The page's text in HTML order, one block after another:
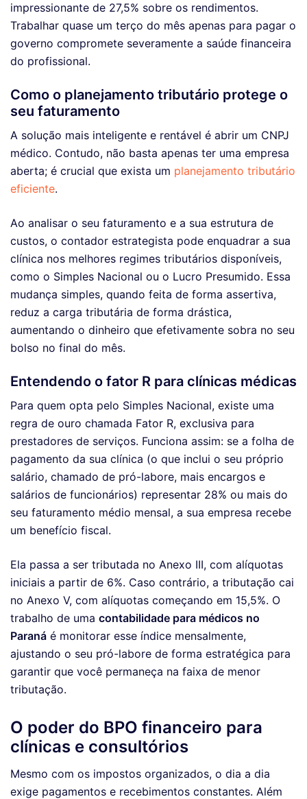
impressionante de 27,5% sobre os rendimentos.
Trabalhar quase um terço do mês apenas para pagar o
governo compromete severamente a saúde financeira
do profissional.
Como o planejamento tributário protege o
seu faturamento
A solução mais inteligente e rentável é abrir um CNPJ
médico. Contudo, não basta apenas ter uma empresa
aberta; é crucial que exista um planejamento tributário
eficiente.
Ao analisar o seu faturamento e a sua estrutura de
custos, o contador estrategista pode enquadrar a sua
clínica nos melhores regimes tributários disponíveis,
como o Simples Nacional ou o Lucro Presumido. Essa
mudança simples, quando feita de forma assertiva,
reduz a carga tributária de forma drástica,
aumentando o dinheiro que efetivamente sobra no seu
bolso no final do mês.
Entendendo o fator R para clínicas médicas
Para quem opta pelo Simples Nacional, existe uma
regra de ouro chamada Fator R, exclusiva para
prestadores de serviços. Funciona assim: se a folha de
pagamento da sua clínica (o que inclui o seu próprio
salário, chamado de pró-labore, mais encargos e
salários de funcionários) representar 28% ou mais do
seu faturamento médio mensal, a sua empresa recebe
um benefício fiscal.
Ela passa a ser tributada no Anexo III, com alíquotas
iniciais a partir de 6%. Caso contrário, a tributação cai
no Anexo V, com alíquotas começando em 15,5%. O
trabalho de uma contabilidade para médicos no
Paraná é monitorar esse índice mensalmente,
ajustando o seu pró-labore de forma estratégica para
garantir que você permaneça na faixa de menor
tributação.
O poder do BPO financeiro para
clínicas e consultórios
Mesmo com os impostos organizados, o dia a dia
exige pagamentos e recebimentos constantes. Além